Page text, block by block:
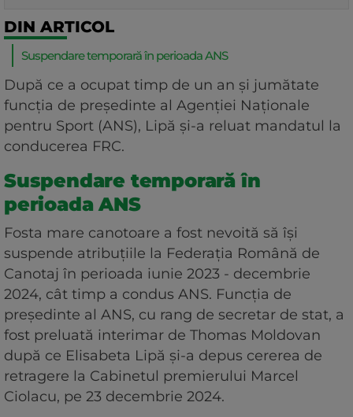
DIN ARTICOL
Suspendare temporară în perioada ANS
După ce a ocupat timp de un an și jumătate
funcția de președinte al Agenției Naționale
pentru Sport (ANS), Lipă și-a reluat mandatul la
conducerea FRC.
Suspendare temporară în
perioada ANS
Fosta mare canotoare a fost nevoită să își
suspende atribuțiile la Federația Română de
Canotaj în perioada iunie 2023 - decembrie
2024, cât timp a condus ANS. Funcția de
președinte al ANS, cu rang de secretar de stat, a
fost preluată interimar de Thomas Moldovan
după ce Elisabeta Lipă și-a depus cererea de
retragere la Cabinetul premierului Marcel
Ciolacu, pe 23 decembrie 2024.